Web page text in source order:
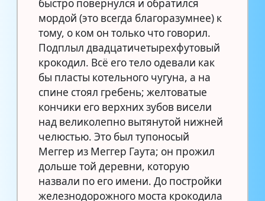
быстро повернулся и обратился
мордой (это всегда благоразумнее) к
тому, о ком он только что говорил.
Подплыл двадцатичетырехфутовый
крокодил. Всё его тело одевали как
бы пласты котельного чугуна, а на
спине стоял гребень; желтоватые
кончики его верхних зубов висели
над великолепно вытянутой нижней
челюстью. Это был тупоносый
Меггер из Меггер Гаута; он прожил
дольше той деревни, которую
назвали по его имени. До постройки
железнодорожного моста крокодила